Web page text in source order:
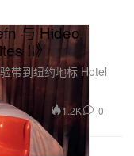
与 Hideo
II》
带到纽约地标 Hotel
1.2K 0